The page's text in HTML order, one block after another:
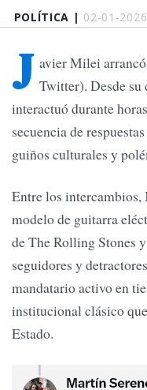
POLÍTICA | 02-01-
J avier Milei
Twitter). Desde su
interactuó durante
secuencia de
guiños culturales y
Entre los intercambios,
modelo de guitarra
de The Rolling Stones
seguidores y
mandatario activo en
institucional clásico
Estado.